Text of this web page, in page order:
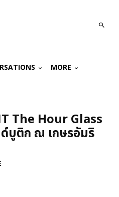
MORE
The Hour Glass
บูติก ณ เกษรอัมริ